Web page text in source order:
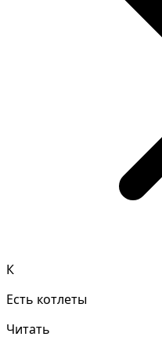
К
Есть котлеты
Читать